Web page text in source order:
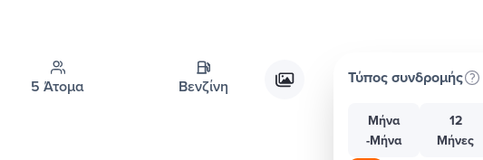
5 Άτομα Βενζίνη Τύπος συνδρομής
Μήνα
-Μήνα
12
Μήνες